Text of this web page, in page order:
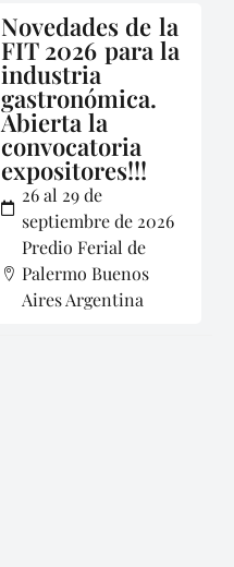
Novedades de la
FIT 2026 para la
industria
gastronómica.
Abierta la
convocatoria
expositores!!!
26 al 29 de
septiembre de 2026
Predio Ferial de
Palermo Buenos
Aires Argentina